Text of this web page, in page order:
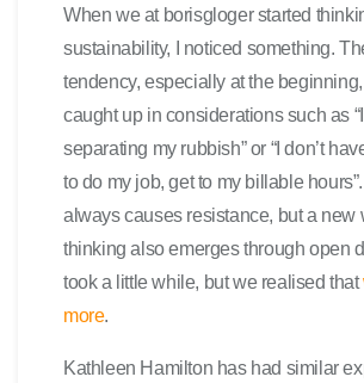
When we at borisgloger started
sustainability, I noticed something.
tendency, especially at the
caught up in considerations such as
separating my rubbish” or “I don’t
to do my job, get to my billable
always causes resistance, but a new
thinking also emerges through open
took a little while, but we realised that
more.
Kathleen Hamilton has had similar